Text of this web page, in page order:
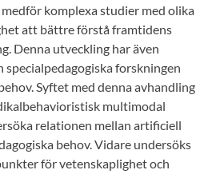
komplexa studier med olika
att bättre förstå framtidens
Denna utveckling har även
forskningen
Syftet med denna avhandling
multimodal
relationen mellan artificiell
behov. Vidare undersöks
för vetenskaplighet och